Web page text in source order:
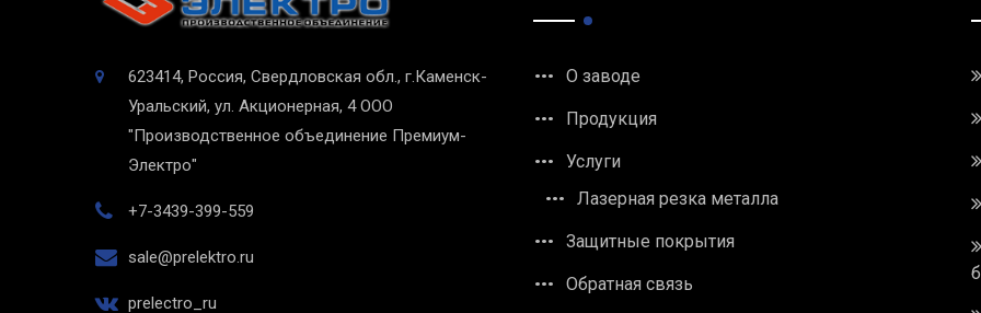
623414, Россия, Свердловская обл., г.Каменск-
Уральский, ул. Акционерная, 4 ООО
"Производственное объединение Премиум-
Электро"
+7-3439-399-559
sale@prelektro.ru
prelectro_ru
О заводе
Продукция
Услуги
Лазерная резка металла
Защитные покрытия
Обратная связь